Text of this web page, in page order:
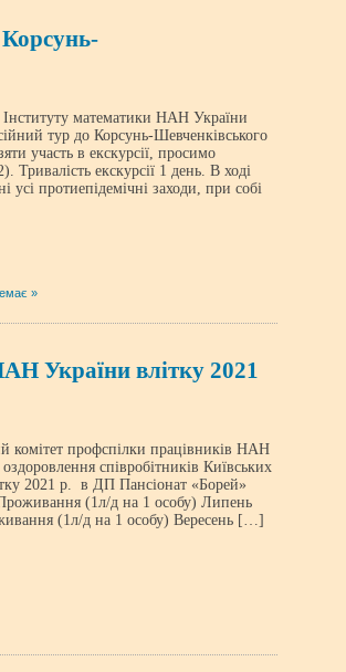
математики НАН України
тур до Корсунь-Шевченківського
участь в екскурсії, просимо
екскурсії 1 день. В ході
усі протиепідемічні заходи, при собі
»
України влітку 2021
комітет профспілки працівників НАН
співробітників Київських
2021 р. в ДП Пансіонат «Борей»
(1л/д на 1 особу) Липень
(1л/д на 1 особу) Вересень […]